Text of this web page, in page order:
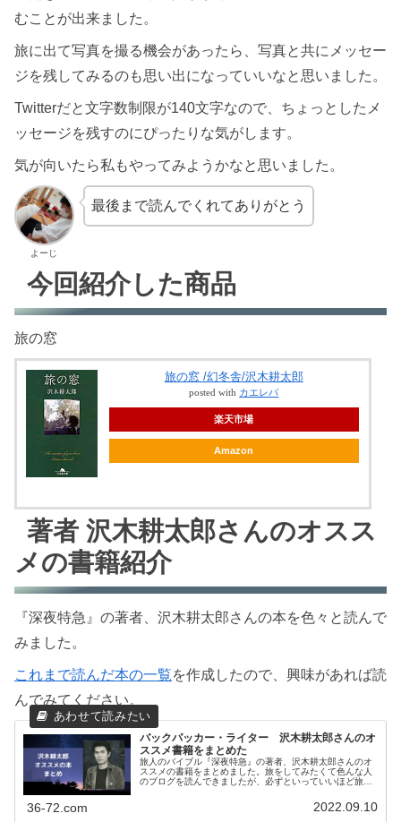
むことが出来ました。
旅に出て写真を撮る機会があったら、写真と共にメッセー
ジを残してみるのも思い出になっていいなと思いました。
Twitterだと文字数制限が140文字なので、ちょっとしたメ
ッセージを残すのにぴったりな気がします。
気が向いたら私もやってみようかなと思いました。
よーじ
最後まで読んでくれてありがとう
今回紹介した商品
旅の窓
旅の窓 /幻冬舎/沢木耕太郎
posted with カエレバ
楽天市場
Amazon
著者 沢木耕太郎さんのオスス
メの書籍紹介
『深夜特急』の著者、沢木耕太郎さんの本を色々と読んで
みました。
これまで読んだ本の一覧を作成したので、興味があれば読
んでみてください。
バックパッカー・ライター 沢木耕太郎さんのオ
ススメ書籍をまとめた
旅人のバイブル『深夜特急』の著者、沢木耕太郎さんのオ
ススメの書籍をまとめました。旅をしてみたくて色んな人
のブログを読んできましたが、必ずといっていいほど旅人
36-72.com 2022.09.10